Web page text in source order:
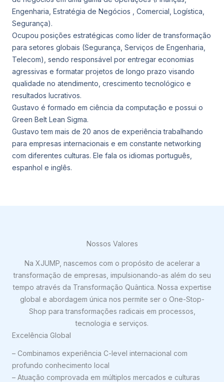
Engenharia, Estratégia de Negócios , Comercial, Logística,
Segurança).
Ocupou posições estratégicas como líder de transformação
para setores globais (Segurança, Serviços de Engenharia,
Telecom), sendo responsável por entregar economias
agressivas e formatar projetos de longo prazo visando
qualidade no atendimento, crescimento tecnológico e
resultados lucrativos.
Gustavo é formado em ciência da computação e possui o
Green Belt Lean Sigma.
Gustavo tem mais de 20 anos de experiência trabalhando
para empresas internacionais e em constante networking
com diferentes culturas. Ele fala os idiomas português,
espanhol e inglês.
Nossos Valores
Na XJUMP, nascemos com o propósito de acelerar a
transformação de empresas, impulsionando-as além do seu
tempo através da Transformação Quântica. Nossa expertise
global e abordagem única nos permite ser o One-Stop-
Shop para transformações radicais em processos,
tecnologia e serviços.
Excelência Global
– Combinamos experiência C-level internacional com
profundo conhecimento local
– Atuação comprovada em múltiplos mercados e culturas